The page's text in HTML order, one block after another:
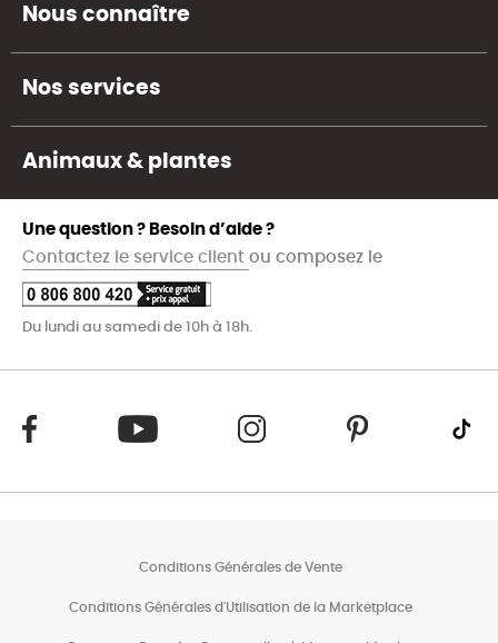
Nous connaître
Nos services
Animaux & plantes
Une question ? Besoin d’aide ?
Contactez le service client ou composez le
Du lundi au samedi de 10h à 18h.
Conditions Générales de Vente
Conditions Générales d'Utilisation de la Marketplace